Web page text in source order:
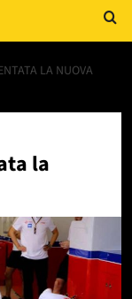
LA NUOVA
la